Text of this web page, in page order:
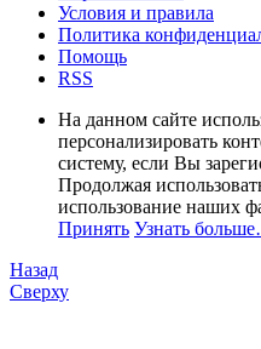
Условия и правила
Политика
Помощь
RSS
На данном сайте
персонализировать
систему, если Вы
Продолжая
использование наших
Принять Узнать
Назад
Сверху